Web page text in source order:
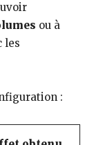
ou à
les
: